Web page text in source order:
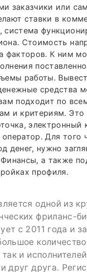
заказчики или
ставки в
система
Стоимость
факторов. К ним
работы.
средства
подходит по
и критериям.
электронный
Для того
денег, нужно
а также
профиля.
одной из
фриланс-
с 2011 года и
так и
друг друга.